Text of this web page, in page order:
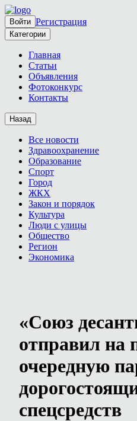
Войти Регистрация
Категории
Главная
Статьи
Объявления
Фотоконкурс
Контакты
Назад
Все новости
Здравоохранение
Образование
Спорт
Город
ЖКХ
Закон и порядок
Культура
Люди с улицы
Общество
Регион
Экономика
«Союз
отправил на
очередную
спецсредств